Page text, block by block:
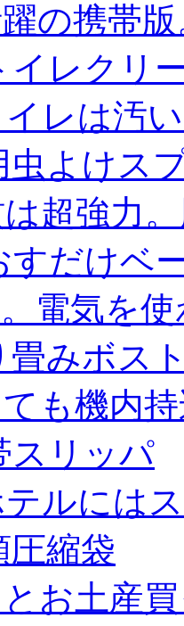
の携帯
イレクリ
レは汚
虫よけス
超強力
すだけベ
電気を
畳みボス
も機内
スリッパ
ルには
圧縮袋
お土産